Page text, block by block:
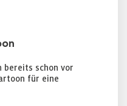
bereits schon vor
für eine